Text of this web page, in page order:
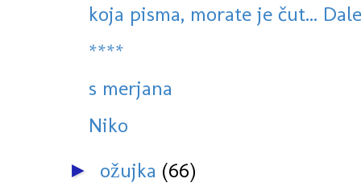
koja pisma, morate je čut...
****
s merjana
Niko
► ožujka (66)